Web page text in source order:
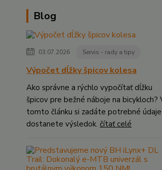
Blog
03.07.2026 Servis - rady a tipy
Výpočet dĺžky špicov kolesa
Ako správne a rýchlo vypočítať dĺžku
špicov pre bežné náboje na bicykloch?
tomto článku si zadáte potrebné
dostanete výsledok. čítať celé